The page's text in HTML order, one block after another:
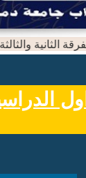
الثانية والثالثة